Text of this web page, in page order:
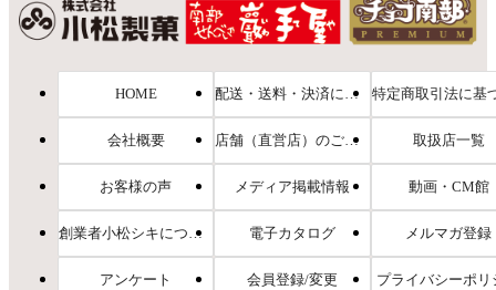
HOME 配送・送料・決済について
会社概要 店舗（直営店）のご案内 取扱店一覧
お客様の声 メディア掲載情報 動画・CM館
創業者小松シキについて 電子カタログ メルマガ登録
アンケート 会員登録/変更 プライバシーポリ